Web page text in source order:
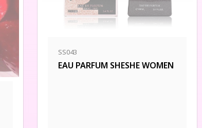
SS043
EAU PARFUM SHESHE WOMEN